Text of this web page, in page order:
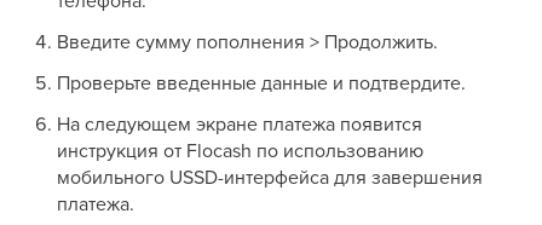
Введите сумму пополнения > Продолжить.
Проверьте введенные данные и подтвердите.
На следующем экране платежа появится
инструкция от Flocash по использованию
мобильного USSD-интерфейса для завершения
платежа.